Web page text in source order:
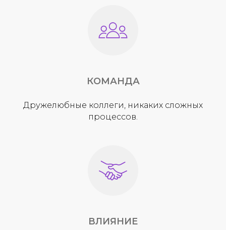
КОМАНДА
Дружелюбные коллеги, никаких сложных
процессов.
ВЛИЯНИЕ